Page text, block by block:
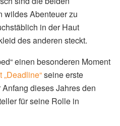
wildes Abenteuer zu
in der Haut
des anderen steckt.
einen besonderen Moment
„Deadline“seine erste
dieses Jahres den
für seine Rolle in